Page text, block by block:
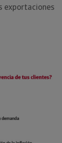
exportaciones